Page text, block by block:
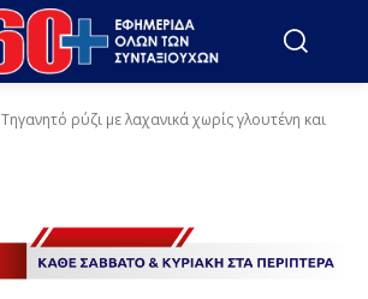
Τηγανητό ρύζι με λαχανικά χωρίς γλουτένη και